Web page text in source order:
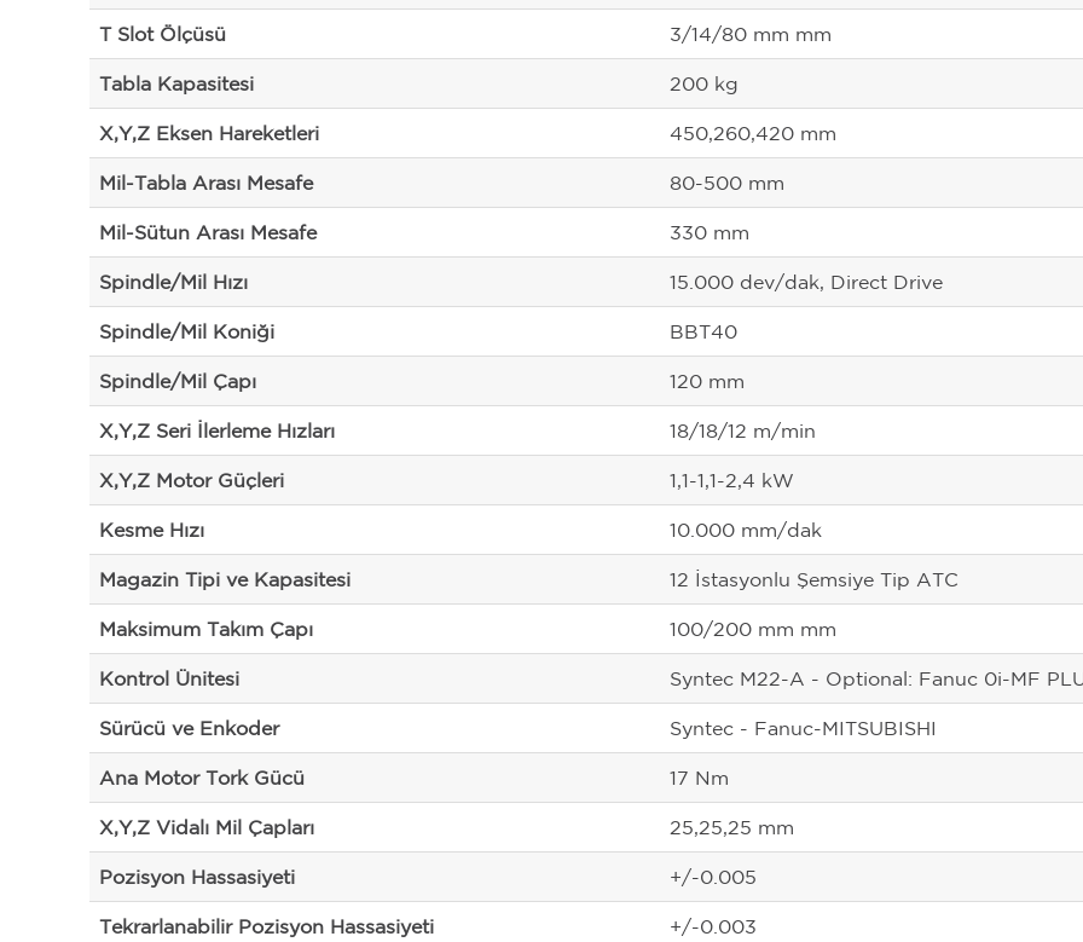
T Slot Ölçüsü 3/14/80 mm mm
Tabla Kapasitesi 200 kg
X,Y,Z Eksen Hareketleri 450,260,420 mm
Mil-Tabla Arası Mesafe 80-500 mm
Mil-Sütun Arası Mesafe 330 mm
Spindle/Mil Hızı 15.000 dev/dak, Direct Drive
Spindle/Mil Koniği BBT40
Spindle/Mil Çapı 120 mm
X,Y,Z Seri İlerleme Hızları 18/18/12 m/min
X,Y,Z Motor Güçleri 1,1-1,1-2,4 kW
Kesme Hızı 10.000 mm/dak
Magazin Tipi ve Kapasitesi 12 İstasyonlu Şemsiye Tip ATC
Maksimum Takım Çapı 100/200 mm mm
Kontrol Ünitesi Syntec M22-A - Optional: Fanuc 0i-MF
Sürücü ve Enkoder Syntec - Fanuc-MITSUBISHI
Ana Motor Tork Gücü 17 Nm
X,Y,Z Vidalı Mil Çapları 25,25,25 mm
Pozisyon Hassasiyeti +/-0.005
Tekrarlanabilir Pozisyon Hassasiyeti +/-0.003